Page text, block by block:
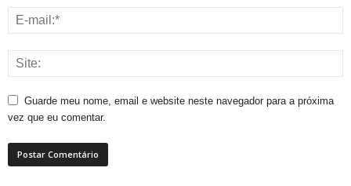
Guarde meu nome, email e website neste navegador para a próxima
vez que eu comentar.